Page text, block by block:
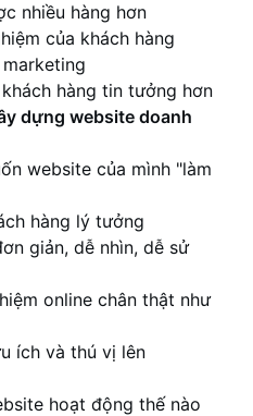
nhiều hàng hơn
của khách hàng
hàng tin tưởng hơn
dựng website doanh
website của mình "làm
hàng lý tưởng
giản, dễ nhìn, dễ sử
online chân thật như
ích và thú vị lên
hoạt động thế nào